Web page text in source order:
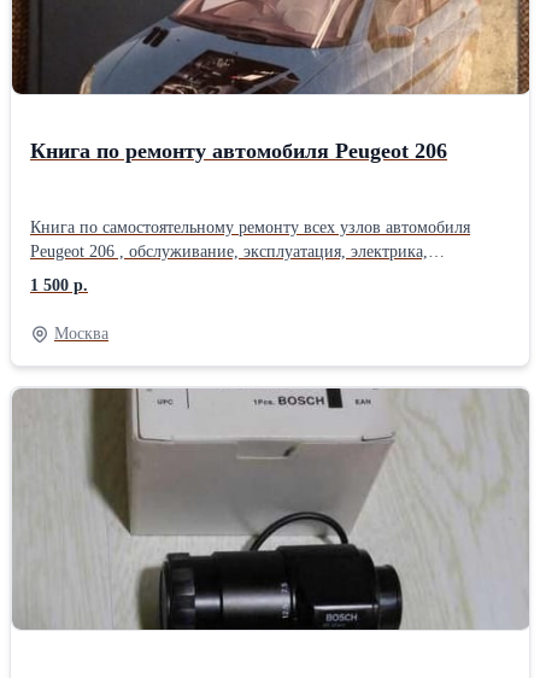
обязательно устанавливать на радиатор охлаждения!!!.
Книга по ремонту автомобиля Peugeot 206
Книга по самостоятельному ремонту всех узлов автомобиля
Peugeot 206 , обслуживание, эксплуатация, электрика,
полноценное издание. Год выпуска автомобиля c 2002 по 2006.
Издательство Алфамер.
1 500 р.
Москва